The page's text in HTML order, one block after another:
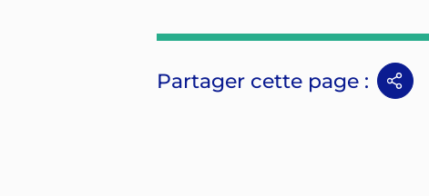
Partager cette page :